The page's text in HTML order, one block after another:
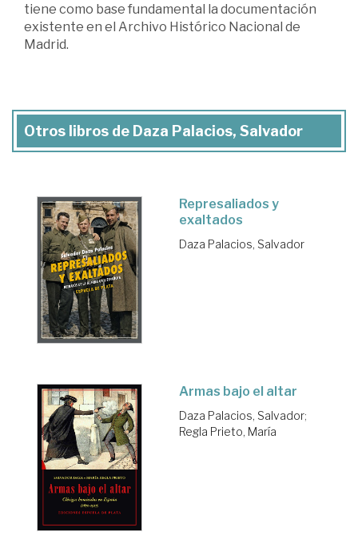
tiene como base fundamental la documentación
existente en el Archivo Histórico Nacional de
Madrid.
Otros libros de Daza Palacios, Salvador
Represaliados y
exaltados
Daza Palacios, Salvador
Armas bajo el altar
Daza Palacios, Salvador;
Regla Prieto, María